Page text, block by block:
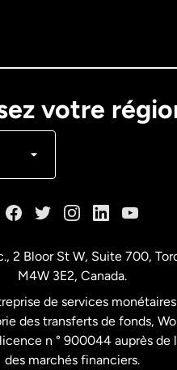
votre
Français
Unis Español
2 Bloor St W, Suite 700,
M4W 3E2, Canada.
de services
des transferts de fonds,
n ° 900044 auprès de
des marchés financiers.